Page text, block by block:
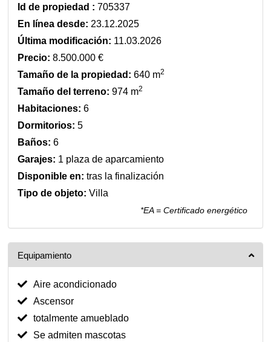
Id de propiedad : 705337
En línea desde: 23.12.2025
Última modificación: 11.03.2026
Precio: 8.500.000 €
Tamaño de la propiedad: 640 m2
Tamaño del terreno: 974 m2
Habitaciones: 6
Dormitorios: 5
Baños: 6
Garajes: 1 plaza de aparcamiento
Disponible en: tras la finalización
Tipo de objeto: Villa
*EA = Certificado energético
Equipamiento
Aire acondicionado
Ascensor
totalmente amueblado
Se admiten mascotas